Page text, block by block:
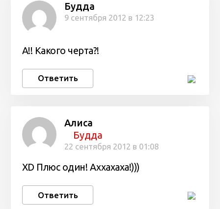
Будда
9 сентября 2012 в 12:23
А!! Какого черта?!
Ответить
Алиса
Будда
22 сентября 2012 в 01:08
XD Плюс один! Аххахаха!)))
Ответить